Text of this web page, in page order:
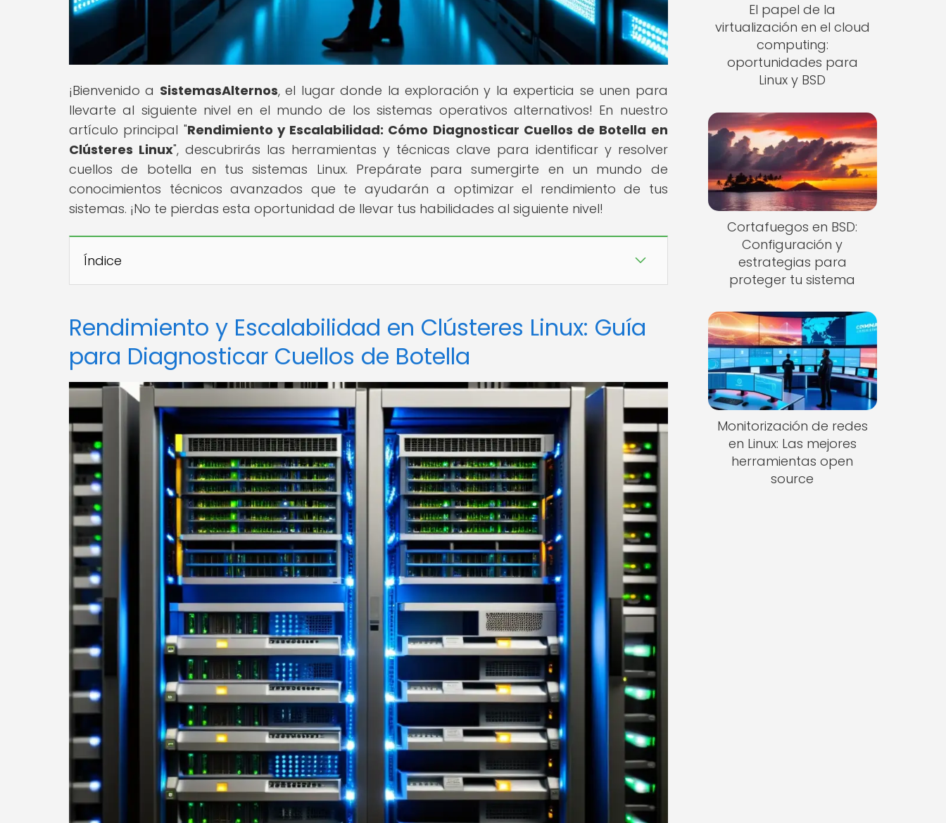
¡Bienvenido a SistemasAlternos, el lugar donde la exploración y la experticia se unen para
llevarte al siguiente nivel en el mundo de los sistemas operativos alternativos! En nuestro
artículo principal "Rendimiento y Escalabilidad: Cómo Diagnosticar Cuellos de Botella en
Clústeres Linux", descubrirás las herramientas y técnicas clave para identificar y resolver
cuellos de botella en tus sistemas Linux. Prepárate para sumergirte en un mundo de
conocimientos técnicos avanzados que te ayudarán a optimizar el rendimiento de tus
sistemas. ¡No te pierdas esta oportunidad de llevar tus habilidades al siguiente nivel!
Índice
Rendimiento y Escalabilidad en Clústeres Linux: Guía
para Diagnosticar Cuellos de Botella
El papel de la
virtualización en el cloud
computing:
oportunidades para
Linux y BSD
Cortafuegos en BSD:
Configuración y
estrategias para
proteger tu sistema
Monitorización de redes
en Linux: Las mejores
herramientas open
source